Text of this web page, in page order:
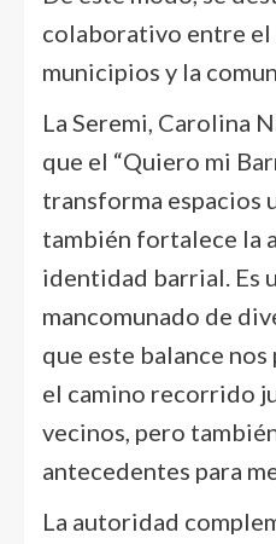
colaborativo entre el
municipios y la
La Seremi, Carolina
que el “Quiero mi
transforma espacios
también fortalece la
identidad barrial. Es
mancomunado de
que este balance
el camino recorrido
vecinos, pero
antecedentes para
La autoridad